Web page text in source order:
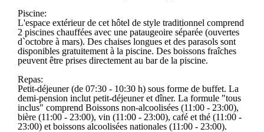
Piscine:
L'espace extérieur de cet hôtel de style traditionnel comprend
2 piscines chauffées avec une pataugeoire séparée (ouvertes
d`octobre à mars). Des chaises longues et des parasols sont
disponibles gratuitement à la piscine. Des boissons fraîches
peuvent être prises directement au bar de la piscine.
Repas:
Petit-déjeuner (de 07:30 - 10:30 h) sous forme de buffet. La
demi-pension inclut petit-déjeuner et dîner. La formule "tous
inclus" comprend Boissons non-alcoolisées (11:00 - 23:00),
bière (11:00 - 23:00), vin (11:00 - 23:00), café et thé (11:00 -
23:00) et boissons alcoolisées nationales (11:00 - 23:00).